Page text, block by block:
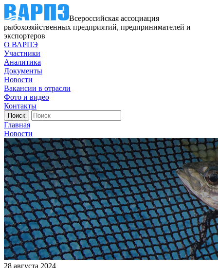
Всероссийская ассоциация
рыбохозяйственных предприятий, предпринимателей и
экспортеров
О ВАРПЭ
Участники
Аналитика
Документы
Новости
Вакансии в отрасли
Фото и видео
Контакты
Главная
Новости
28 августа 2024